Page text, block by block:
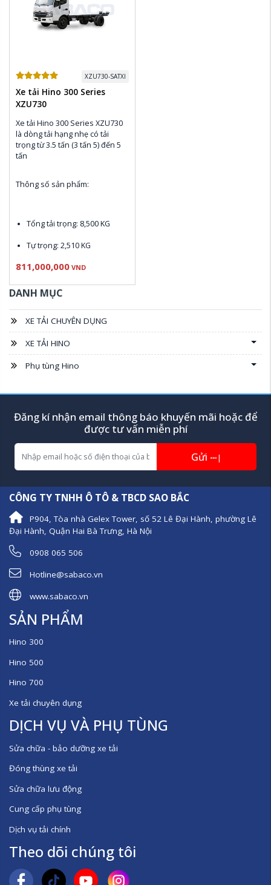
XZU730-SATXI
Xe tải Hino 300 Series
XZU730
Xe tải Hino 300 Series XZU730
là dòng tải hạng nhẹ có tải
trọng từ 3.5 tấn (3 tấn 5) đến 5
tấn
Thông số sản phẩm:
Tổng tải trọng: 8,500 KG
Tự trọng: 2,510 KG
Động cơ N04C-UV Euro 4:
Thùng nhiên liệu: 100L
Điều hòa Denso, CD & AM /
FM Radio
811,000,000 VND
DANH MỤC
XE TẢI CHUYÊN DỤNG
XE TẢI HINO
Phụ tùng Hino
Đăng kí nhận email thông báo khuyến mãi hoặc để
được tư vấn miễn phí
Gửi |
CÔNG TY TNHH Ô TÔ & TBCD SAO BẮC
P904, Tòa nhà Gelex Tower, số 52 Lê Đại Hành, phường Lê
Đại Hành, Quận Hai Bà Trưng, Hà Nội
0908 065 506
Hotline@sabaco.vn
www.sabaco.vn
SẢN PHẨM
Hino 300
Hino 500
Hino 700
Xe tải chuyên dụng
DỊCH VỤ VÀ PHỤ TÙNG
Sửa chữa - bảo dưỡng xe tải
Đóng thùng xe tải
Sửa chữa lưu động
Cung cấp phụ tùng
Dịch vụ tải chính
Theo dõi chúng tôi